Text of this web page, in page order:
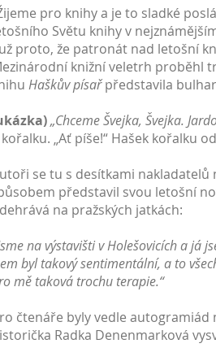
pro knihy a je to sladké
Světu knihy v
proto, že patronát nad letošní
knižní veletrh proběhl
Haškův písařpředstavila
„Chceme Švejka, Švejka.
„Ať píše!“ Hašek kořalku
se tu s desítkami
představil svou letošní
na pražských jatkách:
na výstavišti v Holešovicích a já
byl takový sentimentální, a to
mě taková trochu terapie.“
čtenáře byly vedle
Radka Denenmarková